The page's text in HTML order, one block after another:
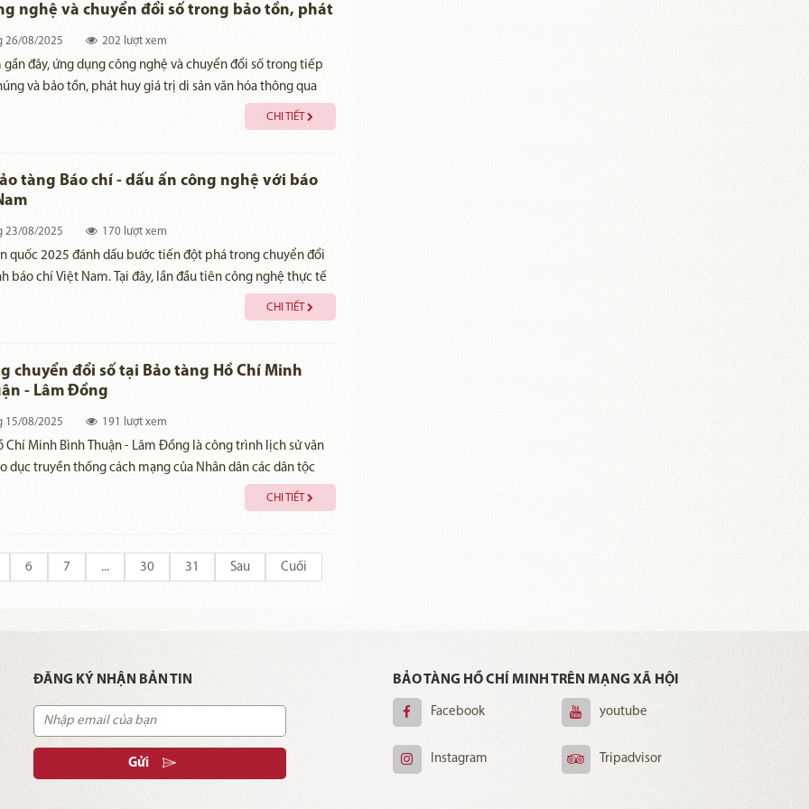
nghệ và chuyển đổi số trong bảo tồn, phát
26/08/2025 202 lượt xem
gần đây, ứng dụng công nghệ và chuyển đổi số trong tiếp
và bảo tồn, phát huy giá trị di sản văn hóa thông qua
trưng bày, giới thiệu trưng bày, giáo dục tại Bảo tàng Lịch
đã đạt được những kết quả tiêu biểu. Trước yêu cầu mới về
và chuyển đổi số quốc gia” hiệu quả theo tinh thần Nghị
TW, cần một số giải pháp để từng bước xây dựng Bảo tàng
Nam và hướng tới xây dựng bảo tàng số, bảo tàng
CHI TIẾT
tàng Báo chí - dấu ấn công nghệ với báo
23/08/2025 170 lượt xem
quốc 2025 đánh dấu bước tiến đột phá trong chuyển đổi
báo chí Việt Nam. Tại đây, lần đầu tiên công nghệ thực tế
số hóa toàn bộ không gian Bảo tàng Báo chí Việt Nam, mở
CHI TIẾT
chuyển đổi số tại Bảo tàng Hồ Chí Minh
- Lâm Đồng
15/08/2025 191 lượt xem
Chí Minh Bình Thuận - Lâm Đồng là công trình lịch sử văn
dục truyền thống cách mạng của Nhân dân các dân tộc
Nam tỉnh. Những năm gần đây, bảo tàng tích cực đổi mới
quảng bá, ứng dụng chuyển đổi số hướng tới phát triển du
CHI TIẾT
6 7 ... 30 31 Sau Cuối
ĐĂNG KÝ NHẬN BẢN TIN
Gửi
BẢO TÀNG HỒ CHÍ MINH TRÊN MẠNG XÃ HỘI
Facebook youtube
Instagram Tripadvisor